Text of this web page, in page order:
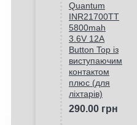
Quantum
INR21700TT
5800mah
3.6V 12A
Button Top із
виступаючим
контактом
плюс (для
ліхтарів)
290.00 грн